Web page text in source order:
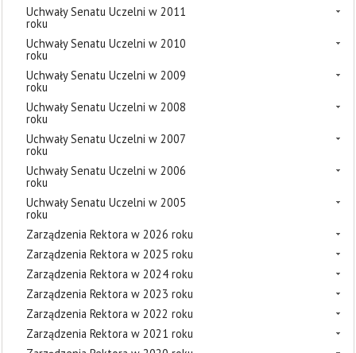
Uchwały Senatu Uczelni w 2011
roku
Uchwały Senatu Uczelni w 2010
roku
Uchwały Senatu Uczelni w 2009
roku
Uchwały Senatu Uczelni w 2008
roku
Uchwały Senatu Uczelni w 2007
roku
Uchwały Senatu Uczelni w 2006
roku
Uchwały Senatu Uczelni w 2005
roku
Zarządzenia Rektora w 2026 roku
Zarządzenia Rektora w 2025 roku
Zarządzenia Rektora w 2024 roku
Zarządzenia Rektora w 2023 roku
Zarządzenia Rektora w 2022 roku
Zarządzenia Rektora w 2021 roku